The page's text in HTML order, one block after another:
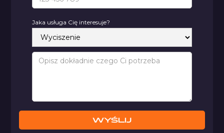
Jaka usługa Cię interesuje?